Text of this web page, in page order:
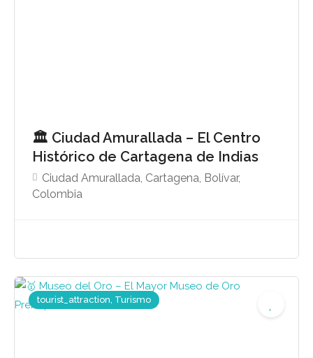
🏛️ Ciudad Amurallada – El Centro
Histórico de Cartagena de Indias
Ciudad Amurallada, Cartagena, Bolívar,
Colombia
tourist_attraction, Turismo